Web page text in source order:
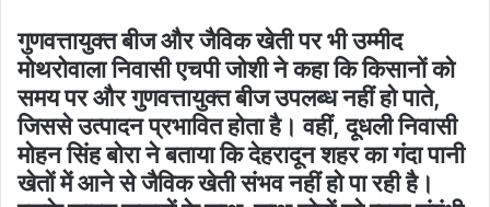
गुणवत्तायुक्त बीज और जैविक खेती पर भी उम्मीद
मोथरोवाला निवासी एचपी जोशी ने कहा कि किसानों को
समय पर और गुणवत्तायुक्त बीज उपलब्ध नहीं हो पाते,
जिससे उत्पादन प्रभावित होता है। वहीं, दूधली निवासी
मोहन सिंह बोरा ने बताया कि देहरादून शहर का गंदा पानी
खेतों में आने से जैविक खेती संभव नहीं हो पा रही है।